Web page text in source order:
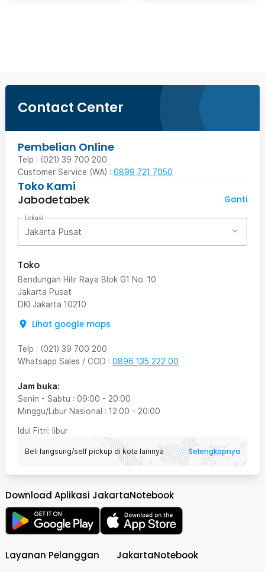
Contact Center
Pembelian Online
Telp : (021) 39 700 200
Customer Service (WA) : 0899 721 7050
Toko Kami
Jabodetabek
Ganti
Lokasi
Jakarta Pusat
Toko
Bendungan Hilir Raya Blok G1 No. 10
Jakarta Pusat
DKI Jakarta 10210
Lihat google maps
Telp : (021) 39 700 200
Whatsapp Sales / COD : 0896 135 222 00
Jam buka:
Senin - Sabtu : 09:00 - 20:00
Minggu/Libur Nasional : 12:00 - 20:00
Idul Fitri: libur
Beli langsung/self pickup di kota lainnya Selengkapnya
Download Aplikasi JakartaNotebook
Layanan Pelanggan JakartaNotebook